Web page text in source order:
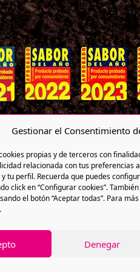
Gestionar el Consentimiento
propias y de terceros con
relacionada con tus preferencias
tu perfil. Recuerda que puedes
click en “Configurar cookies”.
el botón “Aceptar todas”. Para
Denegar